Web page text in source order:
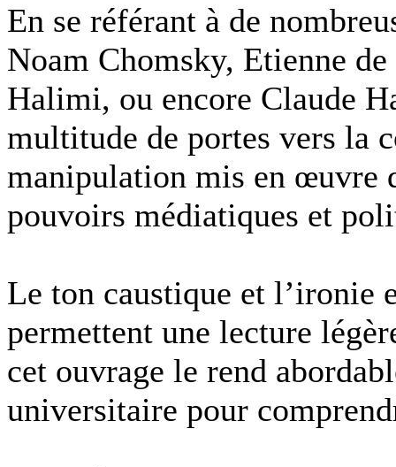
En se référant à de
Noam Chomsky, Etienne
Halimi, ou encore Claude
multitude de portes vers la
manipulation mis en œuvre
pouvoirs médiatiques et
Le ton caustique et l’ironie
permettent une lecture
cet ouvrage le rend
universitaire pour